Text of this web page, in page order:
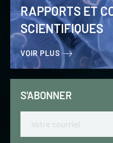
RAPPORTS ET
SCIENTIFIQUES
VOIR PLUS
S'ABONNER